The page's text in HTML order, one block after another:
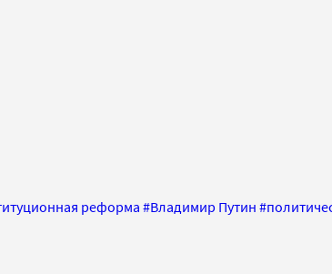
реформа#Владимир Путин #